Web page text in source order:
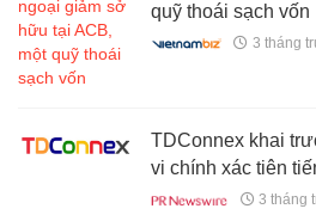
quỹ thoái sạch vốn
3 tháng
TDConnex khai
vi chính xác tiên
năng lực toàn cầu
3 tháng